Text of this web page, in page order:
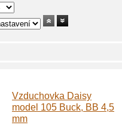
Vzduchovka Daisy
model 105 Buck, BB 4,5
mm